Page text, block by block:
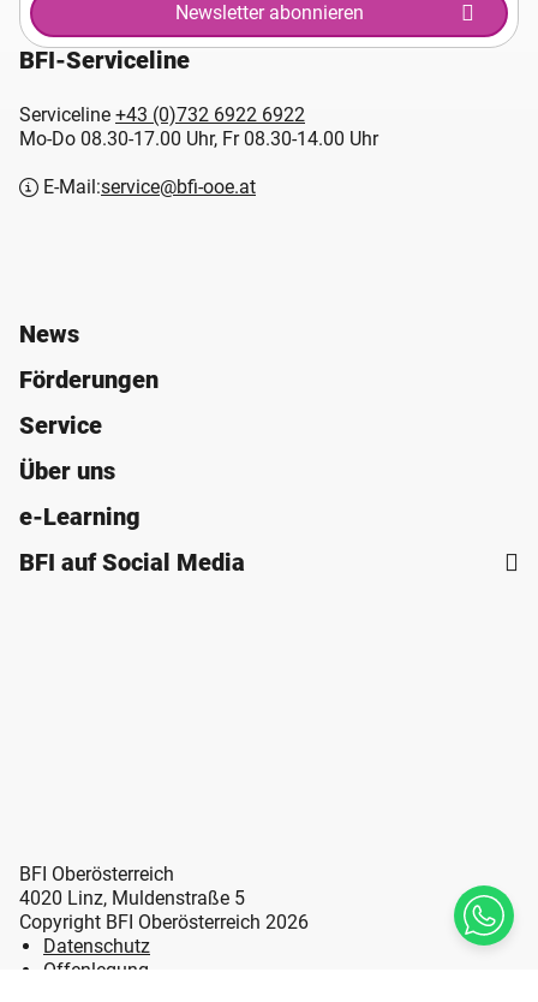
Newsletter abonnieren
BFI-Serviceline
Serviceline +43 (0)732 6922 6922
Mo-Do 08.30-17.00 Uhr, Fr 08.30-14.00 Uhr
E-Mail:service@bfi-ooe.at
News
Förderungen
Service
Über uns
e-Learning
BFI auf Social Media
BFI Oberösterreich
4020 Linz, Muldenstraße 5
Copyright BFI Oberösterreich 2026
Datenschutz
Offenlegung